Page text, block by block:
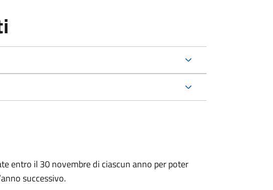
entro il 30 novembre di ciascun anno per poter
successivo.